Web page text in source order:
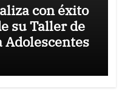
con éxito
su Taller de